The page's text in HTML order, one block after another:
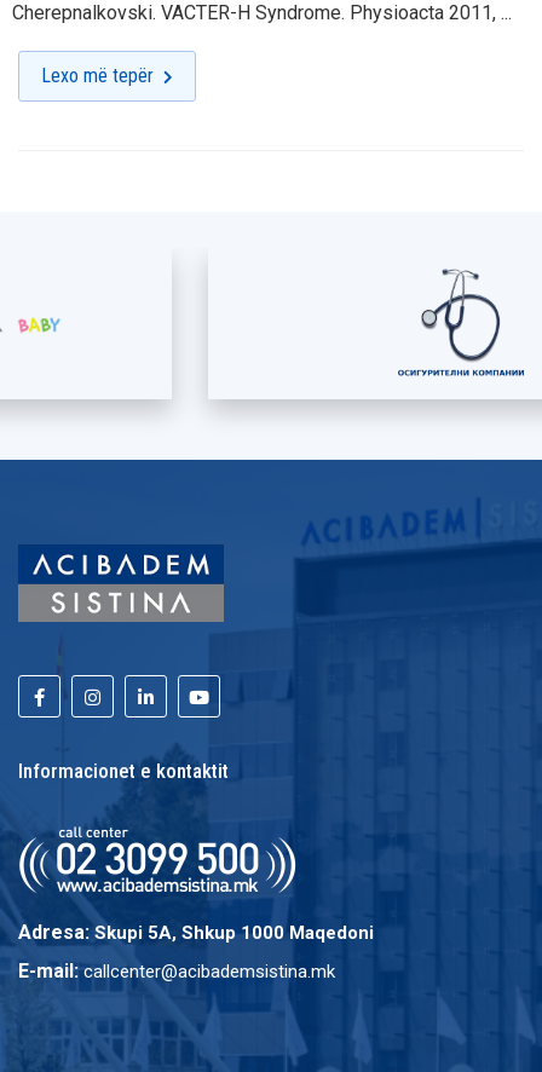
Cherepnalkovski. VACTER-H Syndrome. Physioacta 2011, ...
Lexo më tepër
Informacionet e kontaktit
Adresa: Skupi 5A, Shkup 1000 Maqedoni
E-mail: callcenter@acibademsistina.mk